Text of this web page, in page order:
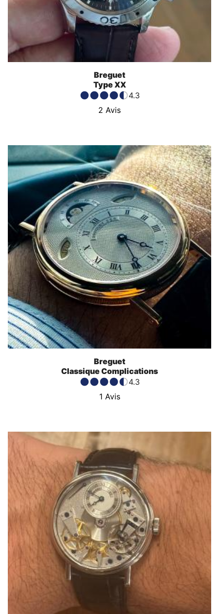
Breguet
Type XX
4.3
2 Avis
Breguet
Classique Complications
4.3
1 Avis